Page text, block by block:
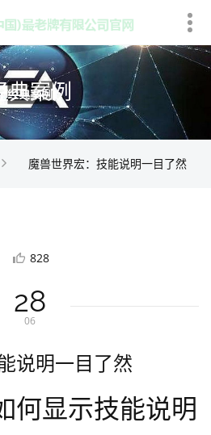
典案例
魔兽世界宏：技能说明一目了然
828
28
06
说明一目了然
何显示技能说明